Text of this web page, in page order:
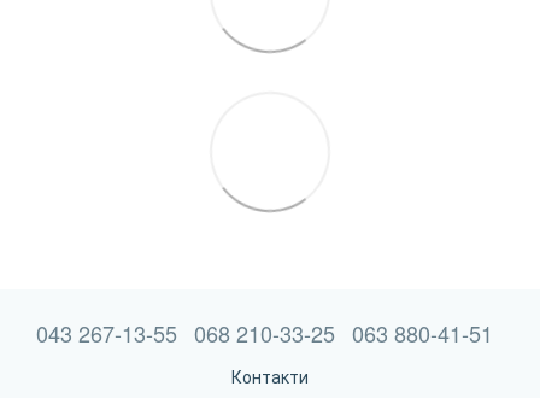
043 267-13-55 068 210-33-25 063 880-41-51
Контакти